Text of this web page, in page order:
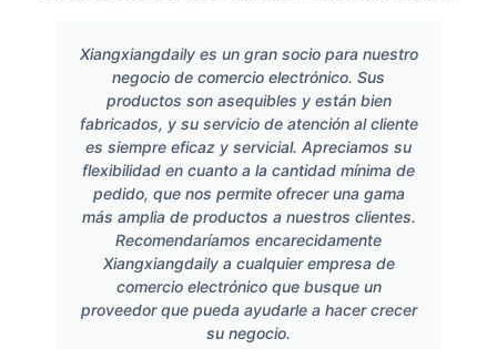
Xiangxiangdaily es un gran socio para nuestro
negocio de comercio electrónico. Sus
productos son asequibles y están bien
fabricados, y su servicio de atención al cliente
es siempre eficaz y servicial. Apreciamos su
flexibilidad en cuanto a la cantidad mínima de
pedido, que nos permite ofrecer una gama
más amplia de productos a nuestros clientes.
Recomendaríamos encarecidamente
Xiangxiangdaily a cualquier empresa de
comercio electrónico que busque un
proveedor que pueda ayudarle a hacer crecer
su negocio.